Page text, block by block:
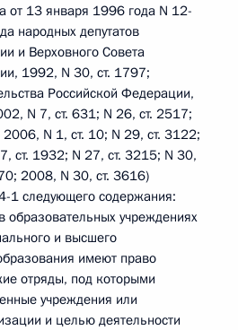
от 13 января 1996 года N 12-
народных депутатов
и Верховного Совета
1992, N 30, ст. 1797;
Российской Федерации,
N 7, ст. 631; N 26, ст. 2517;
N 1, ст. 10; N 29, ст. 3122;
ст. 1932; N 27, ст. 3215; N 30,
2008, N 30, ст. 3616)
1 следующего содержания:
учреждениях
и высшего
имеют право
отряды, под которыми
учреждения или
и целью деятельности